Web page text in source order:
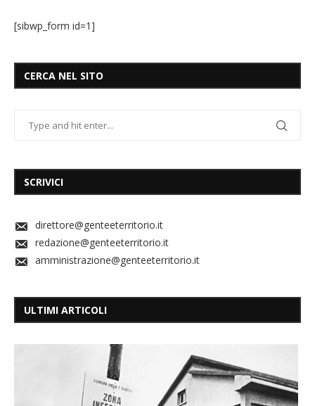
[sibwp_form id=1]
CERCA NEL SITO
SCRIVICI
direttore@genteeterritorio.it
redazione@genteeterritorio.it
amministrazione@genteeterritorio.it
ULTIMI ARTICOLI